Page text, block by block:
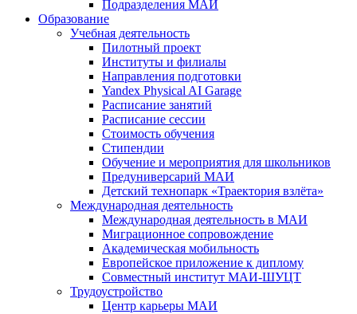
Подразделения МАИ
Образование
Учебная деятельность
Пилотный проект
Институты и филиалы
Направления подготовки
Yandex Physical AI Garage
Расписание занятий
Расписание сессии
Стоимость обучения
Стипендии
Обучение и мероприятия для школьников
Предуниверсарий МАИ
Детский технопарк «Траектория взлёта»
Международная деятельность
Международная деятельность в МАИ
Миграционное сопровождение
Академическая мобильность
Европейское приложение к диплому
Совместный институт МАИ-ШУЦТ
Трудоустройство
Центр карьеры МАИ